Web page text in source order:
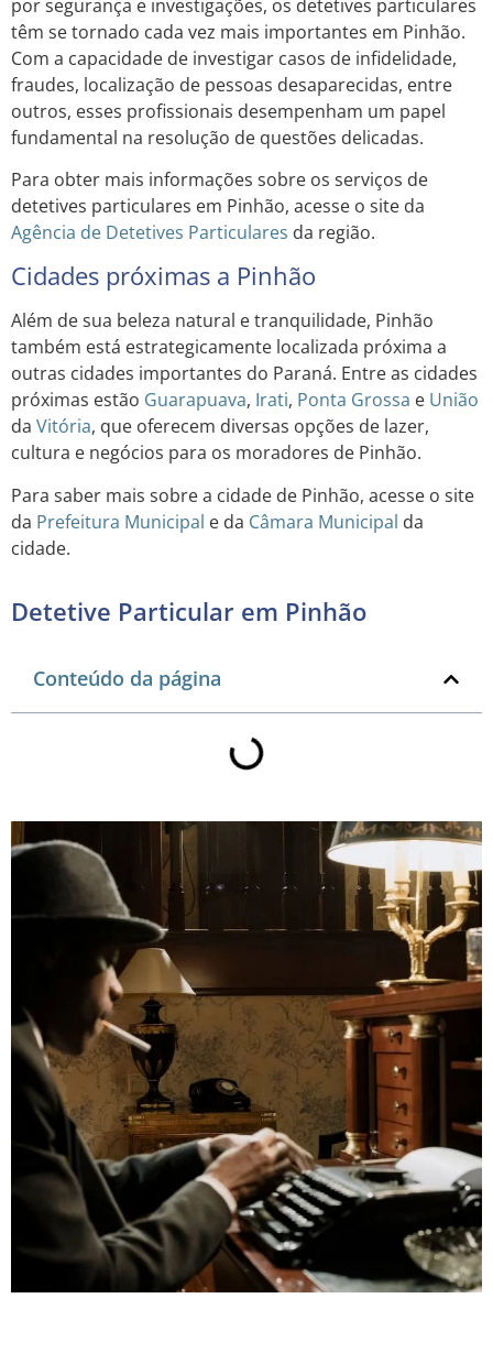
por segurança e investigações, os detetives particulares
têm se tornado cada vez mais importantes em Pinhão.
Com a capacidade de investigar casos de infidelidade,
fraudes, localização de pessoas desaparecidas, entre
outros, esses profissionais desempenham um papel
fundamental na resolução de questões delicadas.
Para obter mais informações sobre os serviços de
detetives particulares em Pinhão, acesse o site da
Agência de Detetives Particulares da região.
Cidades próximas a Pinhão
Além de sua beleza natural e tranquilidade, Pinhão
também está estrategicamente localizada próxima a
outras cidades importantes do Paraná. Entre as cidades
próximas estão Guarapuava, Irati, Ponta Grossa e União
da Vitória, que oferecem diversas opções de lazer,
cultura e negócios para os moradores de Pinhão.
Para saber mais sobre a cidade de Pinhão, acesse o site
da Prefeitura Municipal e da Câmara Municipal da
cidade.
Detetive Particular em Pinhão
Conteúdo da página